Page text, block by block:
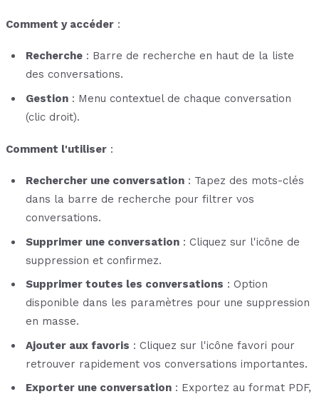
Comment y accéder :
Recherche: Barre de recherche en haut de la liste
des conversations.
Gestion: Menu contextuel de chaque conversation
(clic droit).
Comment l'utiliser :
Rechercher une conversation: Tapez des mots-clés
dans la barre de recherche pour filtrer vos
conversations.
Supprimer une conversation: Cliquez sur l'icône de
suppression et confirmez.
Supprimer toutes les conversations : Option
disponible dans les paramètres pour une suppression
en masse.
Ajouter aux favoris : Cliquez sur l'icône favori pour
retrouver rapidement vos conversations importantes.
Exporter une conversation: Exportez au format PDF,